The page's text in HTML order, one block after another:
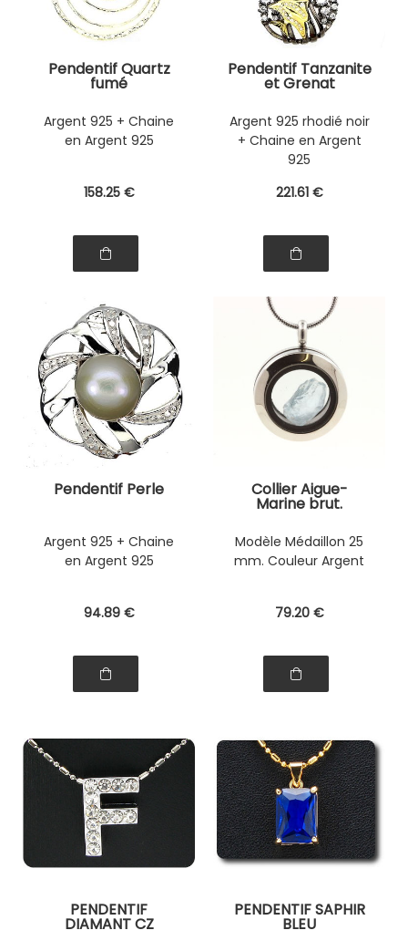
Pendentif Quartz
fumé
Argent 925 + Chaine
en Argent 925
158.25 €
Pendentif Tanzanite
et Grenat
Argent 925 rhodié noir
+ Chaine en Argent
925
221.61 €
Pendentif Perle
Argent 925 + Chaine
en Argent 925
94.89 €
Collier Aigue-
Marine brut.
Modèle Médaillon 25
mm. Couleur Argent
79.20 €
PENDENTIF
DIAMANT CZ
PENDENTIF SAPHIR
BLEU